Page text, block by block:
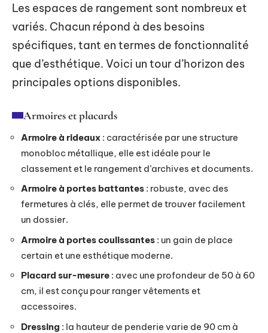
Les espaces de rangement sont nombreux et
variés. Chacun répond à des besoins
spécifiques, tant en termes de fonctionnalité
que d’esthétique. Voici un tour d’horizon des
principales options disponibles.
Armoires et placards
Armoire à rideaux : caractérisée par une structure
monobloc métallique, elle est idéale pour le
classement et le rangement d’archives et documents.
Armoire à portes battantes : robuste, avec des
fermetures à clés, elle permet de trouver facilement
un dossier.
Armoire à portes coulissantes : un gain de place
certain et une esthétique moderne.
Placard sur-mesure : avec une profondeur de 50 à 60
cm, il est conçu pour ranger vêtements et
accessoires.
Dressing : la hauteur de penderie varie de 90 cm à